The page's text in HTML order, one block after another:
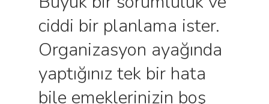
ciddi bir planlama ister.
Organizasyon ayağında
yaptığınız tek bir hata
bile emeklerinizin boş